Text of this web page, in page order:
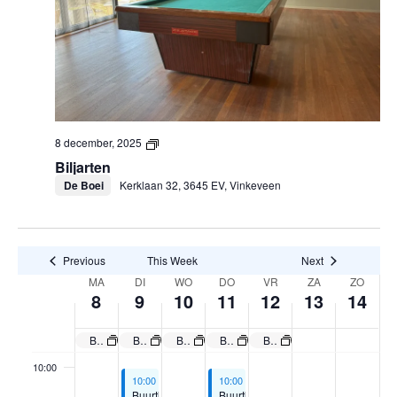
8 december, 2025
Biljarten
De Boei Kerklaan 32, 3645 EV, Vinkeveen
Previous This Week Next
Activiteiten
MA
8
DI
9
WO
10
DO
11
VR
12
ZA
13
ZO
14
Biljarten Biljarten Biljarten Biljarten Biljarten
02:00
03:00
10:00
8,
2025
this
day.
9,
2025
December 9, 2025
10:00
10,
2025
11,
2025
December 11, 2025
10:00
12,
2025
13,
this
day.
14,
2025
this